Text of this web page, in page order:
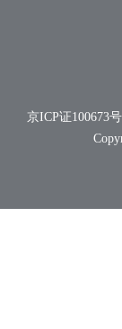
京ICP证100673号